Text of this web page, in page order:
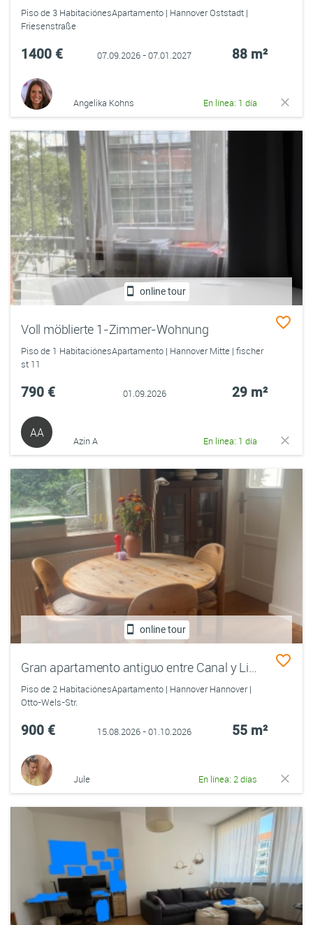
Piso de 3 HabitaciónesApartamento | Hannover Oststadt |
Friesenstraße
1400 € 07.09.2026 - 07.01.2027 88 m²
Angelika Kohns En línea: 1 día
online tour
Voll möblierte 1-Zimmer-Wohnung
Piso de 1 HabitaciónesApartamento | Hannover Mitte | fischer
st 11
790 € 01.09.2026 29 m²
AA
Azin A En línea: 1 día
online tour
Gran apartamento antiguo entre Canal y Limmerstraße
Piso de 2 HabitaciónesApartamento | Hannover Hannover |
Otto-Wels-Str.
900 € 15.08.2026 - 01.10.2026 55 m²
Jule En línea: 2 días